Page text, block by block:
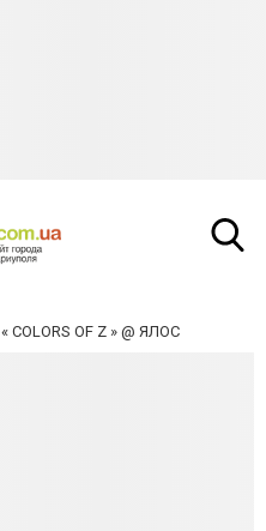
« COLORS OF Z » @ ЯЛОС